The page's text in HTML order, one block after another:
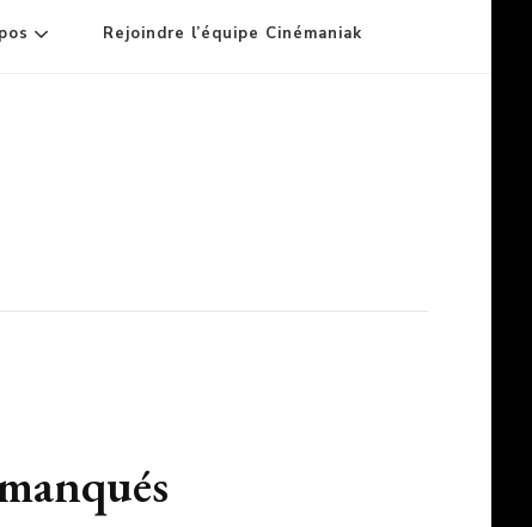
Rejoindre l’équipe Cinémaniak